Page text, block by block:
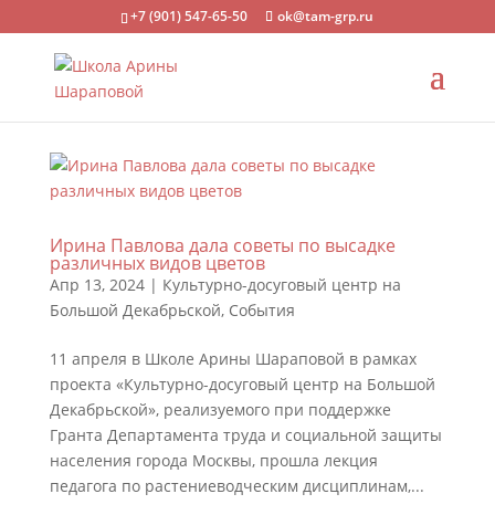
+7 (901) 547-65-50 ok@tam-grp.ru
Ирина Павлова дала советы по высадке
различных видов цветов
Апр 13, 2024| Культурно-досуговый центр на
Большой Декабрьской, События
11 апреля в Школе Арины Шараповой в рамках
проекта «Культурно-досуговый центр на Большой
Декабрьской», реализуемого при поддержке
Гранта Департамента труда и социальной защиты
населения города Москвы, прошла лекция
педагога по растениеводческим дисциплинам,...